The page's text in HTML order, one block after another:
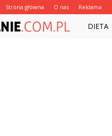
Strona główna O nas Reklama
DIETA